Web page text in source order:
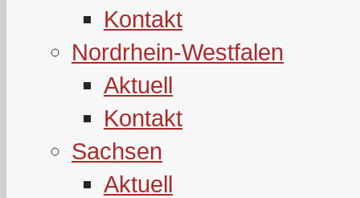
Kontakt
Nordrhein-Westfalen
Aktuell
Kontakt
Sachsen
Aktuell